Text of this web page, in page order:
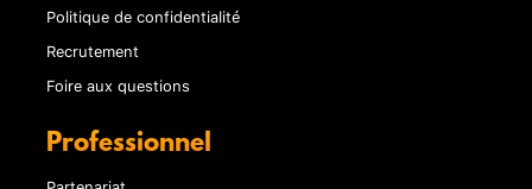
Politique de confidentialité
Recrutement
Foire aux questions
Professionnel